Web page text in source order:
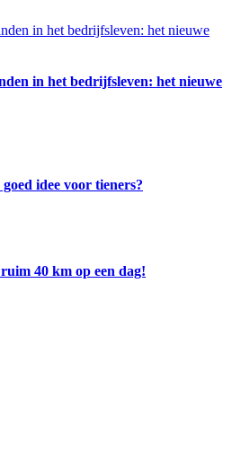
in het bedrijfsleven: het nieuwe
idee voor tieners?
40 km op een dag!